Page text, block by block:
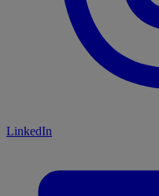
LinkedIn